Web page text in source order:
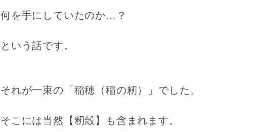
何を手にしていたのか…？
という話です。
それが一束の「稲穂（稲の籾）」でした。
そこには当然【籾殻】も含まれます。